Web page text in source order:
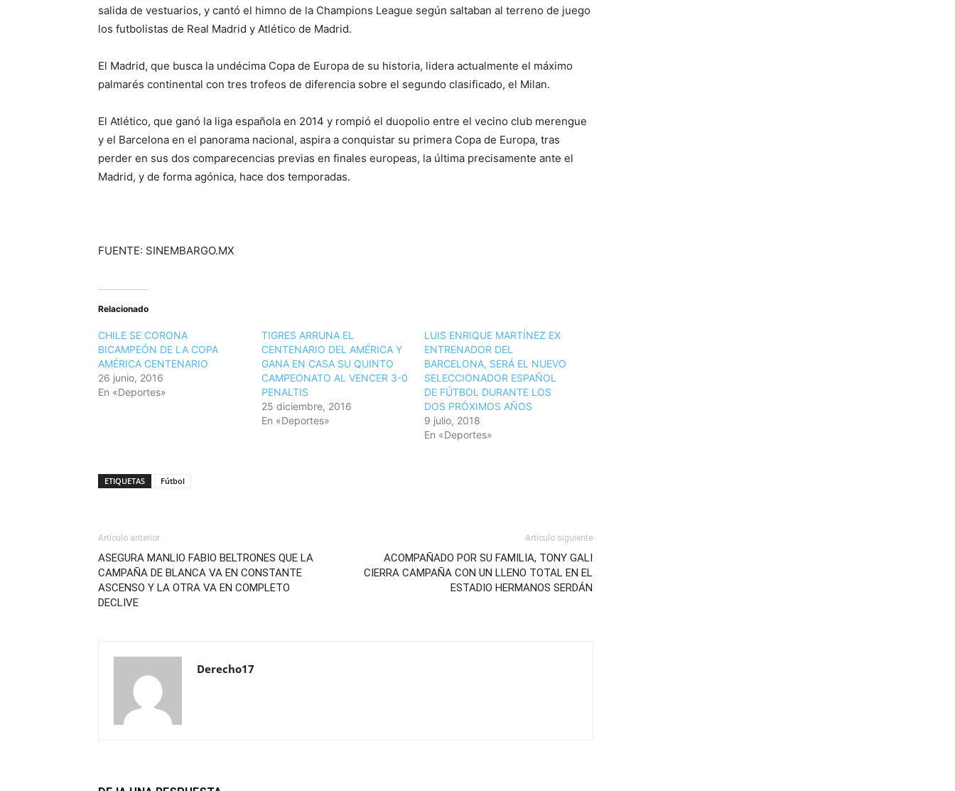
salida de vestuarios, y cantó el himno de la Champions League según saltaban al terreno de juego
los futbolistas de Real Madrid y Atlético de Madrid.
El Madrid, que busca la undécima Copa de Europa de su historia, lidera actualmente el máximo
palmarés continental con tres trofeos de diferencia sobre el segundo clasificado, el Milan.
El Atlético, que ganó la liga española en 2014 y rompió el duopolio entre el vecino club merengue
y el Barcelona en el panorama nacional, aspira a conquistar su primera Copa de Europa, tras
perder en sus dos comparecencias previas en finales europeas, la última precisamente ante el
Madrid, y de forma agónica, hace dos temporadas.
FUENTE: SINEMBARGO.MX
Relacionado
CHILE SE CORONA
BICAMPEÓN DE LA COPA
AMÉRICA CENTENARIO
26 junio, 2016
En «Deportes»
TIGRES ARRUNA EL
CENTENARIO DEL AMÉRICA Y
GANA EN CASA SU QUINTO
CAMPEONATO AL VENCER 3-0
PENALTIS
25 diciembre, 2016
En «Deportes»
LUIS ENRIQUE MARTÍNEZ EX
ENTRENADOR DEL
BARCELONA, SERÁ EL NUEVO
SELECCIONADOR ESPAÑOL
DE FÚTBOL DURANTE LOS
DOS PRÓXIMOS AÑOS
9 julio, 2018
En «Deportes»
ETIQUETAS Fútbol
Artículo anterior
ASEGURA MANLIO FABIO BELTRONES QUE LA
CAMPAÑA DE BLANCA VA EN CONSTANTE
ASCENSO Y LA OTRA VA EN COMPLETO
DECLIVE
Artículo siguiente
ACOMPAÑADO POR SU FAMILIA, TONY GALI
CIERRA CAMPAÑA CON UN LLENO TOTAL EN EL
ESTADIO HERMANOS SERDÁN
Derecho17